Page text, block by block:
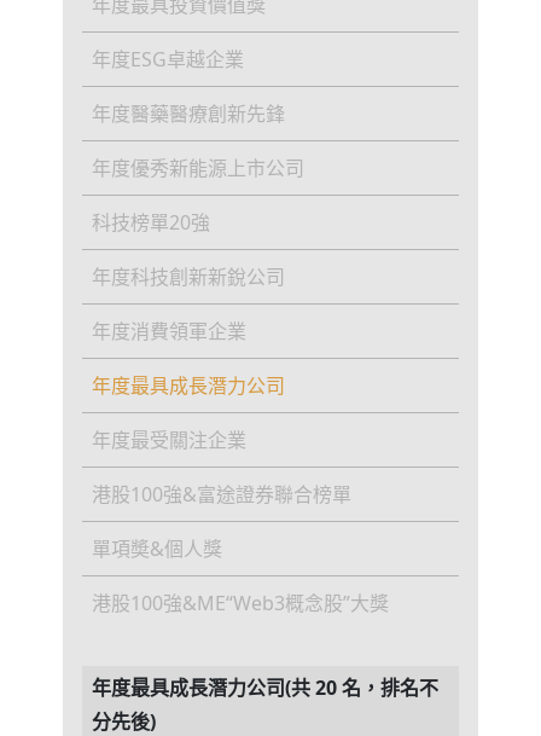
年度ESG卓越企業
年度醫藥醫療創新先鋒
年度優秀新能源上市公司
科技榜單20強
年度科技創新新銳公司
年度消費領軍企業
年度最具成長潛力公司
年度最受關注企業
港股100強&富途證券聯合榜單
單項奬&個人獎
港股100強&ME“Web3概念股”大獎
年度最具成長潛力公司(共 20 名，排名不
分先後)